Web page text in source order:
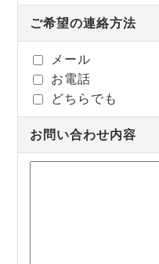
ご希望の連絡方法
メール
お電話
どちらでも
お問い合わせ内容